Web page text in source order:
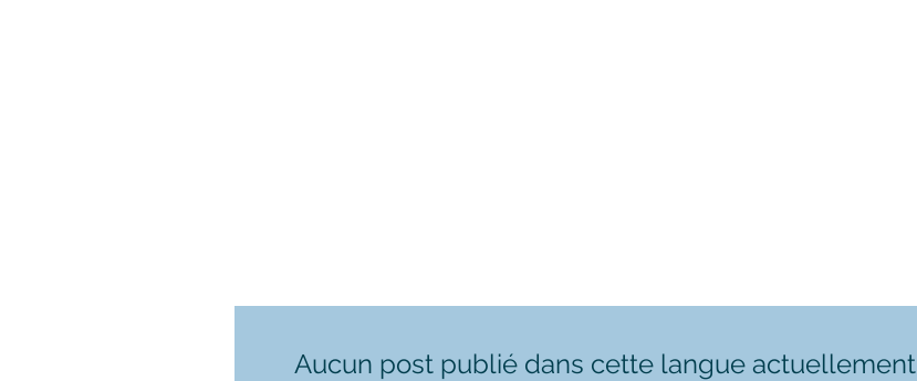
Aucun post publié dans cette langue actuellement